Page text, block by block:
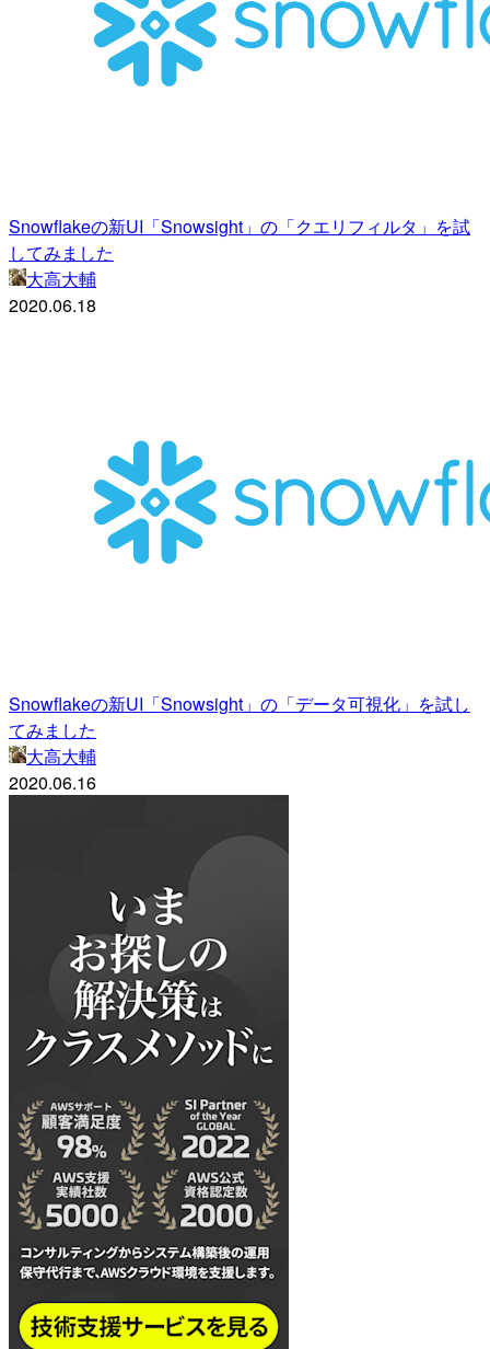
Snowflakeの新UI「Snowsight」の「クエリフィルタ」を試
してみました
大高大輔
2020.06.18
Snowflakeの新UI「Snowsight」の「データ可視化」を試し
てみました
大高大輔
2020.06.16